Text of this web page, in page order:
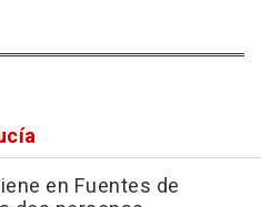
en Fuentes de